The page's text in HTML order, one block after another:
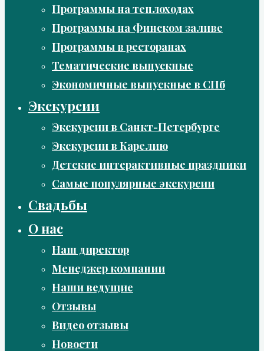
Программы на теплоходах
Программы на Финском заливе
Программы в ресторанах
Тематические выпускные
Экономичные выпускные в СПб
Экскурсии
Экскурсии в Санкт-Петербурге
Экскурсии в Карелию
Детские интерактивные праздники
Самые популярные экскурсии
Свадьбы
О нас
Наш директор
Менеджер компании
Наши ведущие
Отзывы
Видео отзывы
Новости